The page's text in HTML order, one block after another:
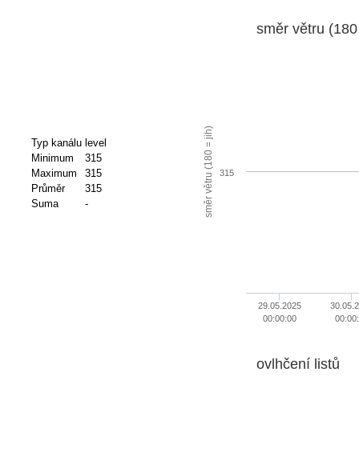
Typ kanálu level
Minimum
315
Maximum
315
Průměr
315
Suma
- směr větru (180 = jih)
směr větru
29.05.2025
00:00:00
315
ovlhčení listů